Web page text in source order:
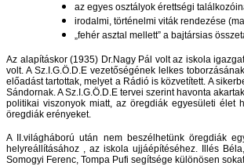
az egyes osztályok érettségi
irodalmi, történelmi viták rendezése
„fehér asztal mellett” a bajtársias
Az alapításkor (1935) Dr.Nagy Pál volt az iskola
volt. A Sz.I.G.Ö.D.E vezetőségének lelkes
előadást tartottak, melyet a Rádió is közvetített. A
Sándornak. A Sz.I.G.Ö.D.E tervei szerint havonta
politikai viszonyok miatt, az öregdiák egyesületi élet
öregdiák erényeket.
A II.világháború után nem beszélhetünk öregdiák
helyreállításához , az iskola ujjáépítéséhez. Illés
Somogyi Ferenc, Tompa Pufi segítsége különösen